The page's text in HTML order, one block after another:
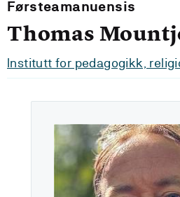
Førsteamanuensis
Thomas
Institutt for pedagogikk,